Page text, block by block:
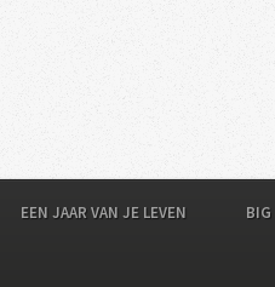
EEN JAAR VAN JE LEVEN BIG